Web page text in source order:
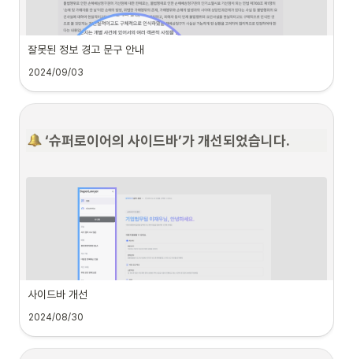
보의 적절성을 평가할 수 있도록하는 기능입니다.
슈퍼로이어 답변의 신뢰도를 한층 더 높여주는 ‘잘못된 정보 경고 문구 안내’ 기능이
추가되었습니다.
무엇을 안내해주나요?
슈퍼로이어가 생성한 답변 중 법률 정보를 인용했으나 링크가 없는 경우 정확하지 않
은 정보임을 회원이 인지할 수 있도록 안내 문구를 제공합니다.
잘못된 정보 경고 문구 안내
2024/09/03
‘슈퍼로이어의 사이드바’가 개선되었습니다.
사이드바 개선
2024/08/30